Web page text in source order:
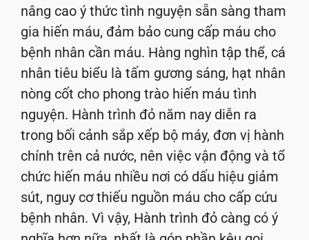
nâng cao ý thức tình nguyện sẵn sàng tham
gia hiến máu, đảm bảo cung cấp máu cho
bệnh nhân cần máu. Hàng nghìn tập thể, cá
nhân tiêu biểu là tấm gương sáng, hạt nhân
nòng cốt cho phong trào hiến máu tình
nguyện. Hành trình đỏ năm nay diễn ra
trong bối cảnh sắp xếp bộ máy, đơn vị hành
chính trên cả nước, nên việc vận động và tổ
chức hiến máu nhiều nơi có dấu hiệu giảm
sút, nguy cơ thiếu nguồn máu cho cấp cứu
bệnh nhân. Vì vậy, Hành trình đỏ càng có ý